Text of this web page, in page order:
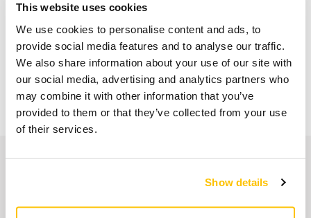
This website uses cookies
We use cookies to personalise content and ads, to
provide social media features and to analyse our traffic.
We also share information about your use of our site with
our social media, advertising and analytics partners who
may combine it with other information that you’ve
provided to them or that they’ve collected from your use
of their services.
Show details
Productinformatie
Duurzame fleece stofzak voor Mirka Dust Extractor DE 1025.
SAMEN GEBRUIKEN